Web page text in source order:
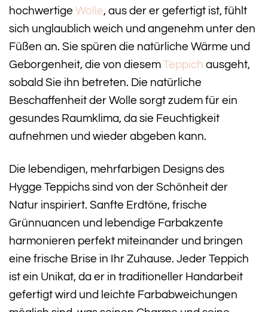
hochwertige Wolle, aus der er gefertigt ist, fühlt
sich unglaublich weich und angenehm unter den
Füßen an. Sie spüren die natürliche Wärme und
Geborgenheit, die von diesem Teppich ausgeht,
sobald Sie ihn betreten. Die natürliche
Beschaffenheit der Wolle sorgt zudem für ein
gesundes Raumklima, da sie Feuchtigkeit
aufnehmen und wieder abgeben kann.
Die lebendigen, mehrfarbigen Designs des
Hygge Teppichs sind von der Schönheit der
Natur inspiriert. Sanfte Erdtöne, frische
Grünnuancen und lebendige Farbakzente
harmonieren perfekt miteinander und bringen
eine frische Brise in Ihr Zuhause. Jeder Teppich
ist ein Unikat, da er in traditioneller Handarbeit
gefertigt wird und leichte Farbabweichungen